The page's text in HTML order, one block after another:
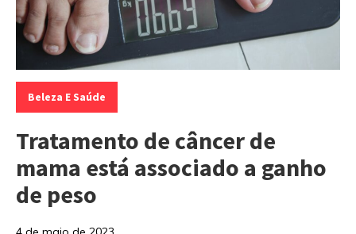
Categorias:
Beleza E Saúde
Tratamento de câncer de
mama está associado a ganho
de peso